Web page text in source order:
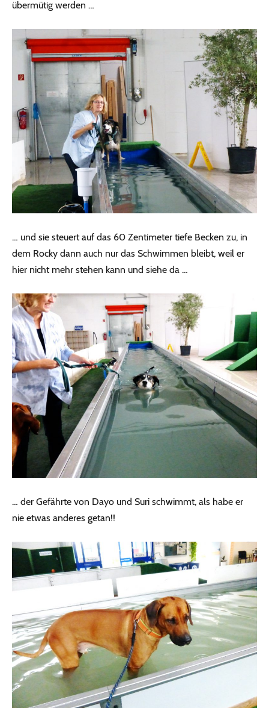
übermütig werden …
… und sie steuert auf das 60 Zentimeter tiefe Becken zu, in
dem Rocky dann auch nur das Schwimmen bleibt, weil er
hier nicht mehr stehen kann und siehe da …
… der Gefährte von Dayo und Suri schwimmt, als habe er
nie etwas anderes getan!!